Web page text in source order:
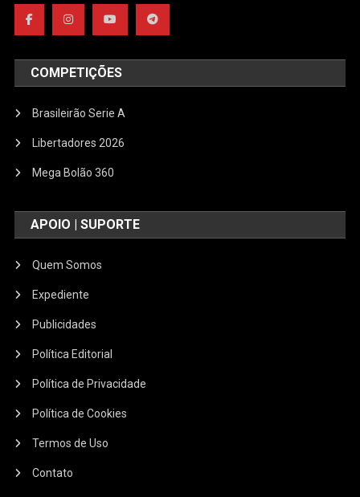
COMPETIÇÕES
Brasileirão Serie A
Libertadores 2026
Mega Bolão 360
APOIO | SUPORTE
Quem Somos
Expediente
Publicidades
Política Editorial
Política de Privacidade
Política de Cookies
Termos de Uso
Contato